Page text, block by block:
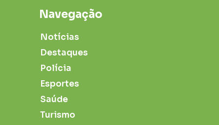
Navegação
Notícias
Destaques
Polícia
Esportes
Saúde
Turismo